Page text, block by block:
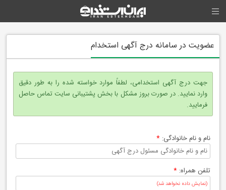
عضویت در سامانه درج آگهی استخدام
جهت درج آگهی استخدامی، لطفاً موارد خواسته شده را به طور دقیق
وارد نمایید. در صورت بروز مشکل با بخش پشتیبانی سایت تماس حاصل
فرمایید.
نام و نام خانوادگی: *
تلفن همراه: *